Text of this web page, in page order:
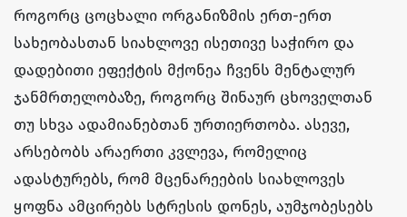
როგორც ცოცხალი ორგანიზმის ერთ-ერთ
სახეობასთან სიახლოვე ისეთივე საჭირო და
დადებითი ეფექტის მქონეა ჩვენს მენტალურ
ჯანმრთელობაზე, როგორც შინაურ ცხოველთან
თუ სხვა ადამიანებთან ურთიერთობა. ასევე,
არსებობს არაერთი კვლევა, რომელიც
ადასტურებს, რომ მცენარეების სიახლოვეს
ყოფნა ამცირებს სტრესის დონეს, აუმჯობესებს